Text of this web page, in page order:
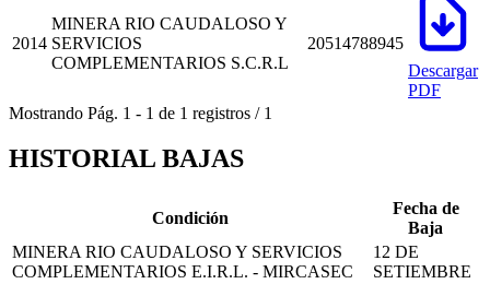
2014
MINERA RIO CAUDALOSO Y
SERVICIOS
COMPLEMENTARIOS S.C.R.L
20514788945
Descargar
PDF
Mostrando Pág. 1 - 1 de 1 registros / 1
HISTORIAL BAJAS
Condición
Fecha de
Baja
MINERA RIO CAUDALOSO Y SERVICIOS
COMPLEMENTARIOS E.I.R.L. - MIRCASEC
12 DE
SETIEMBRE